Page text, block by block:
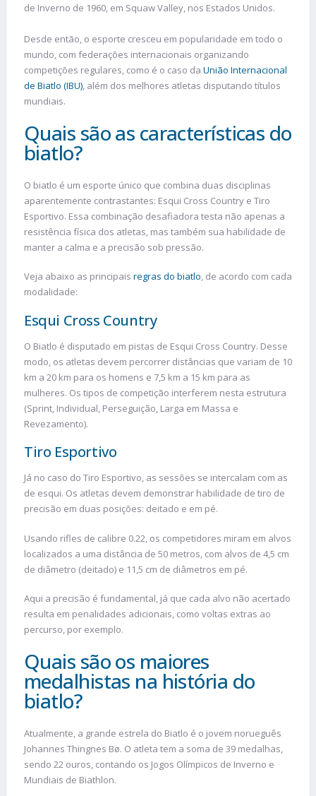
de Inverno de 1960, em Squaw Valley, nos Estados Unidos.
Desde então, o esporte cresceu em popularidade em todo o
mundo, com federações internacionais organizando
competições regulares, como é o caso da União Internacional
de Biatlo (IBU), além dos melhores atletas disputando títulos
mundiais.
Quais são as características do
biatlo?
O biatlo é um esporte único que combina duas disciplinas
aparentemente contrastantes: Esqui Cross Country e Tiro
Esportivo. Essa combinação desafiadora testa não apenas a
resistência física dos atletas, mas também sua habilidade de
manter a calma e a precisão sob pressão.
Veja abaixo as principais regras do biatlo, de acordo com cada
modalidade:
Esqui Cross Country
O Biatlo é disputado em pistas de Esqui Cross Country. Desse
modo, os atletas devem percorrer distâncias que variam de 10
km a 20 km para os homens e 7,5 km a 15 km para as
mulheres. Os tipos de competição interferem nesta estrutura
(Sprint, Individual, Perseguição, Larga em Massa e
Revezamento).
Tiro Esportivo
Já no caso do Tiro Esportivo, as sessões se intercalam com as
de esqui. Os atletas devem demonstrar habilidade de tiro de
precisão em duas posições: deitado e em pé.
Usando rifles de calibre 0.22, os competidores miram em alvos
localizados a uma distância de 50 metros, com alvos de 4,5 cm
de diâmetro (deitado) e 11,5 cm de diâmetros em pé.
Aqui a precisão é fundamental, já que cada alvo não acertado
resulta em penalidades adicionais, como voltas extras ao
percurso, por exemplo.
Quais são os maiores
medalhistas na história do
biatlo?
Atualmente, a grande estrela do Biatlo é o jovem norueguês
Johannes Thingnes Bø. O atleta tem a soma de 39 medalhas,
sendo 22 ouros, contando os Jogos Olímpicos de Inverno e
Mundiais de Biathlon.